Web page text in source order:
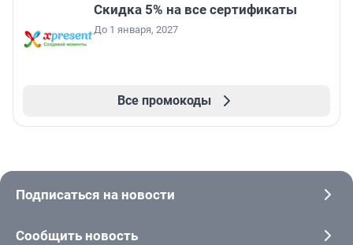
Скидка 5% на все сертификаты
До 1 января, 2027
Все промокоды
Подписаться на новости
Сообщить новость